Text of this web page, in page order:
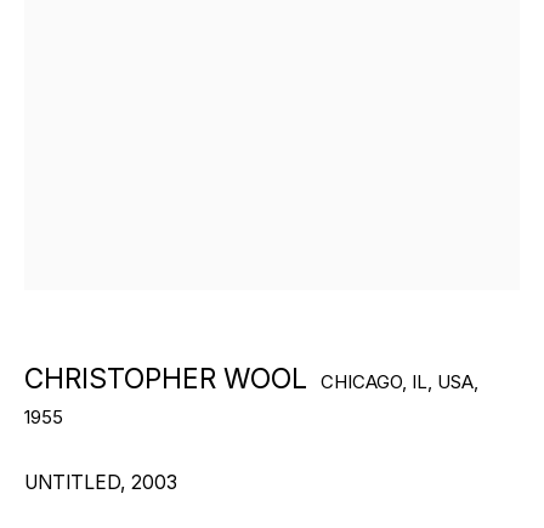
НОВОСТИ ГАЛЕРЕИ
CHRISTOPHER WOOL
CHICAGO, IL, USA,
1955
UNTITLED, 2003